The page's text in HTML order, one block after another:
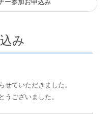
ー参加お申込み
み
せていただきました。
うございました。